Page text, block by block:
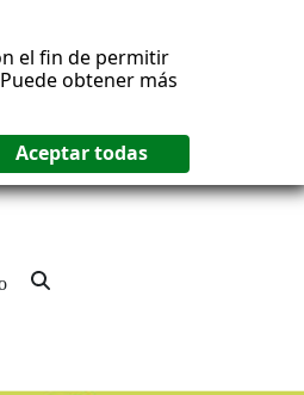
el fin de permitir
obtener más